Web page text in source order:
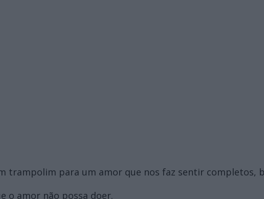
trampolim para um amor que nos faz sentir completos,
o amor não possa doer.